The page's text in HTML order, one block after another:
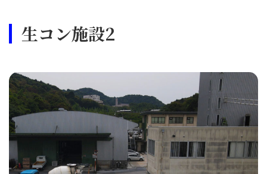
生コン施設2